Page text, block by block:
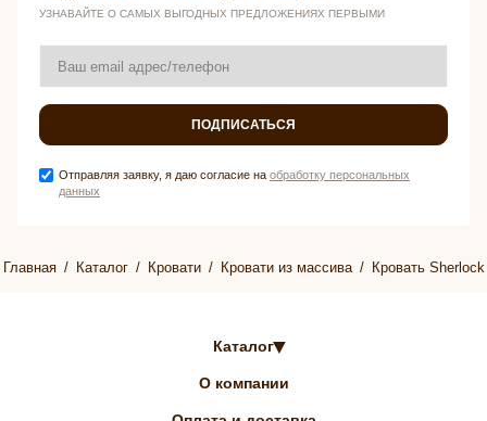
УЗНАВАЙТЕ О САМЫХ ВЫГОДНЫХ ПРЕДЛОЖЕНИЯХ ПЕРВЫМИ
ПОДПИСАТЬСЯ
Отправляя заявку, я даю согласие на обработку персональных
данных
Главная Каталог Кровати Кровати из массива Кровать Sherlock
Каталог
О компании